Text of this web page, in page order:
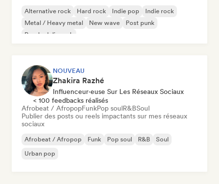
Alternative rock Hard rock Indie pop
Indie rock
Metal / Heavy metal
New wave
Post punk
Psychedelic rock
NOUVEAU
Zhakira Razhé
Influenceur·euse Sur Les Réseaux Sociaux
< 100 feedbacks réalisés
Afrobeat / AfropopFunkPop soulR&BSoul
Publier des posts ou reels impactants sur mes réseaux
sociaux
Afrobeat / Afropop Funk Pop soul R&B
Soul
Urban pop